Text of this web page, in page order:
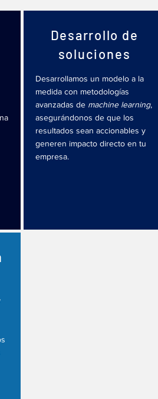
Desarrollo de
soluciones
Desarrollamos un modelo a la
medida con metodologías
avanzadas de machine learning,
asegurándonos de que los
resultados sean accionables y
generen impacto directo en tu
empresa.